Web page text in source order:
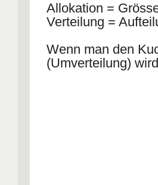
Allokation =
Verteilung =
Wenn man den
(Umverteilung)